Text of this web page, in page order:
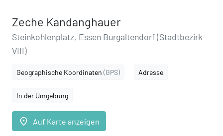
Zeche Kandanghauer
Steinkohlenplatz, Essen Burgaltendorf (Stadtbezirk
VIII)
Geographische Koordinaten (GPS) Adresse
In der Umgebung
place Auf Karte anzeigen